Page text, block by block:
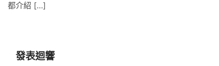
都介紹 […]
發表迴響